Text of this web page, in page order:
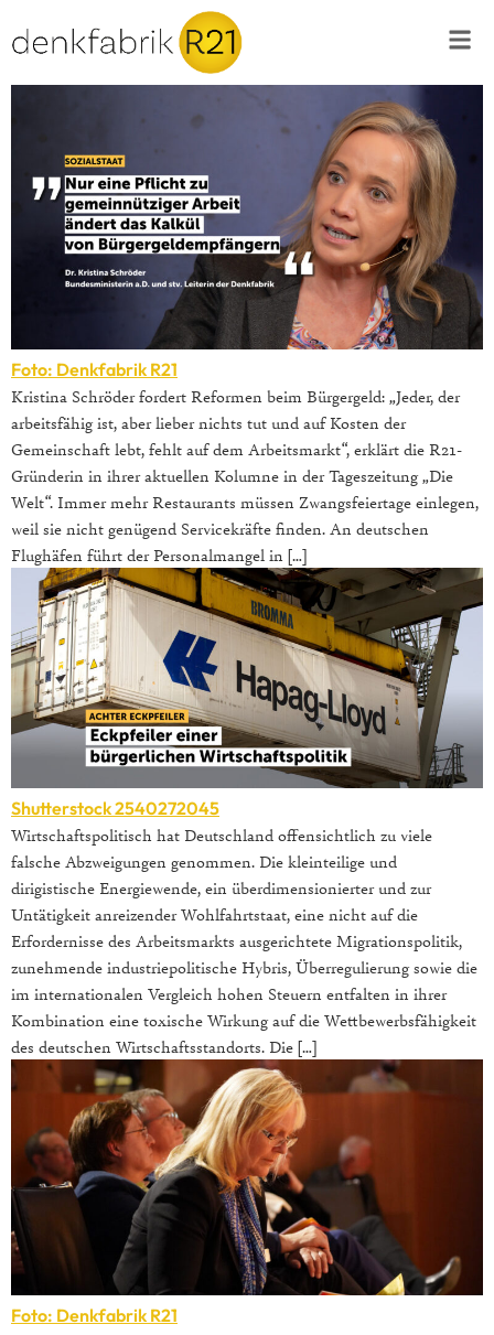
Foto: Denkfabrik R21
Kristina Schröder fordert Reformen beim Bürgergeld: „Jeder, der
arbeitsfähig ist, aber lieber nichts tut und auf Kosten der
Gemeinschaft lebt, fehlt auf dem Arbeitsmarkt“, erklärt die R21-
Gründerin in ihrer aktuellen Kolumne in der Tageszeitung „Die
Welt“. Immer mehr Restaurants müssen Zwangsfeiertage einlegen,
weil sie nicht genügend Servicekräfte finden. An deutschen
Flughäfen führt der Personalmangel in […]
Shutterstock 2540272045
Wirtschaftspolitisch hat Deutschland offensichtlich zu viele
falsche Abzweigungen genommen. Die kleinteilige und
dirigistische Energiewende, ein überdimensionierter und zur
Untätigkeit anreizender Wohlfahrtstaat, eine nicht auf die
Erfordernisse des Arbeitsmarkts ausgerichtete Migrationspolitik,
zunehmende industriepolitische Hybris, Überregulierung sowie die
im internationalen Vergleich hohen Steuern entfalten in ihrer
Kombination eine toxische Wirkung auf die Wettbewerbsfähigkeit
des deutschen Wirtschaftsstandorts. Die […]
Foto: Denkfabrik R21